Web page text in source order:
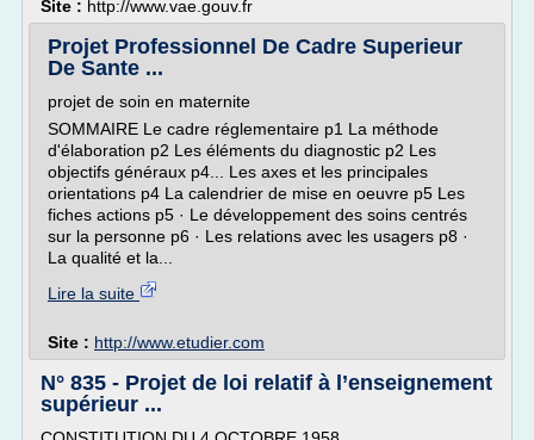
Site : http://www.vae.gouv.fr
Projet Professionnel De Cadre Superieur
De Sante ...
projet de soin en maternite
SOMMAIRE Le cadre réglementaire p1 La méthode
d'élaboration p2 Les éléments du diagnostic p2 Les
objectifs généraux p4... Les axes et les principales
orientations p4 La calendrier de mise en oeuvre p5 Les
fiches actions p5 · Le développement des soins centrés
sur la personne p6 · Les relations avec les usagers p8 ·
La qualité et la...
Lire la suite
Site : http://www.etudier.com
N° 835 - Projet de loi relatif à l’enseignement
supérieur ...